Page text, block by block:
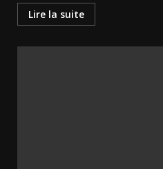
Lire la suite